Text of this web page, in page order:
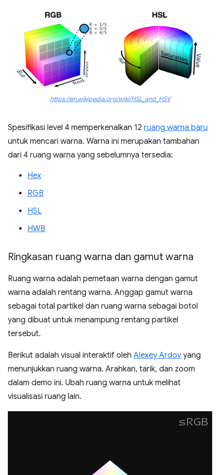
https://en.wikipedia.org/wiki/HSL_and_HSV
Spesifikasi level 4 memperkenalkan 12 ruang warna baru
untuk mencari warna. Warna ini merupakan tambahan
dari 4 ruang warna yang sebelumnya tersedia:
Hex
RGB
HSL
HWB
Ringkasan ruang warna dan gamut warna
Ruang warna adalah pemetaan warna dengan gamut
warna adalah rentang warna. Anggap gamut warna
sebagai total partikel dan ruang warna sebagai botol
yang dibuat untuk menampung rentang partikel
tersebut.
Berikut adalah visual interaktif oleh Alexey Ardov yang
menunjukkan ruang warna. Arahkan, tarik, dan zoom
dalam demo ini. Ubah ruang warna untuk melihat
visualisasi ruang lain.